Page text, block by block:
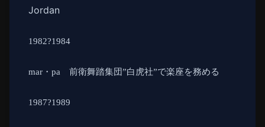
Jordan
1982?1984
mar ・ pa 前衛舞踏集団”白虎社”で楽座を務める
1987?1989